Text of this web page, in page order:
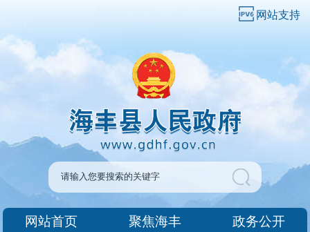
网站支持
网站首页 聚焦海丰
政务公开